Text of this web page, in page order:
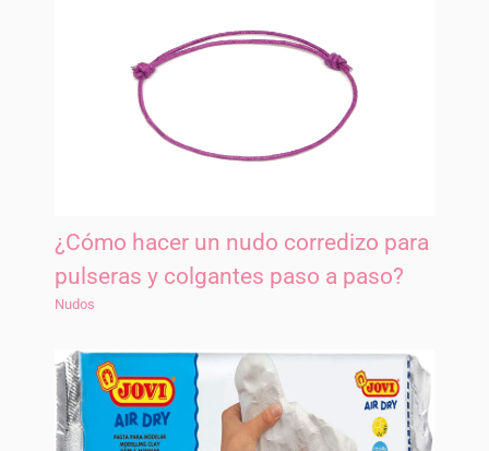
¿Cómo hacer un nudo corredizo para
pulseras y colgantes paso a paso?
Nudos